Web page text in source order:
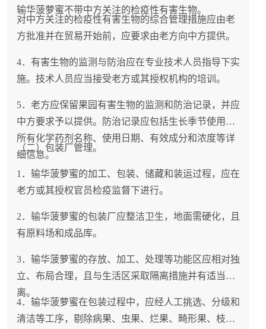
输华菠萝蜜不带中方关注的检疫性有害生物。
对中方关注的检疫性有害生物的综合管理措施应由老
方批准并在贸易开始前，应要求由老方向中方提供。
4．有害生物的监测与防治应在专业技术人员指导下实
施。技术人员应当接受老方或其授权机构的培训。
5．老方应保留果园有害生物的监测和防治记录，并应
中方要求予以提供。防治记录应包括生长季节使用的
所有化学药剂名称、使用日期、有效成分和浓度等详
细信息。
（二）包装厂管理。
1．输华菠萝蜜的加工、包装、储藏和装运过程，应在
老方或其授权官员检疫监督下进行。
2．输华菠萝蜜的包装厂应整洁卫生，地面需硬化，且
有原料场和成品库。
3．输华菠萝蜜的存放、加工、处理等功能区应相对独
立、布局合理，且与生活区采取隔离措施并有适当距
离。
4．输华菠萝蜜在包装过程中，应经人工挑选、分级和
清洁等工序，剔除病果、虫果、烂果、畸形果、枝叶